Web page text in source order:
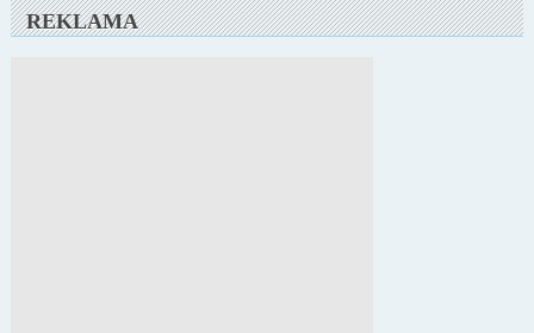
REKLAMA